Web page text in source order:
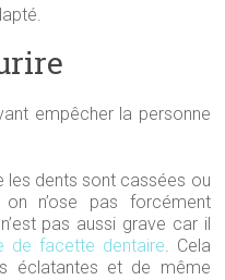
empêcher la personne
les dents sont cassées ou
n’ose pas forcément
pas aussi grave car il
de facette dentaire . Cela
éclatantes et de même